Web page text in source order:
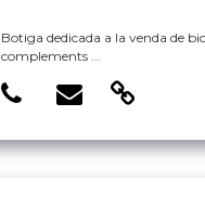
Botiga dedicada a la venda de
complements ...